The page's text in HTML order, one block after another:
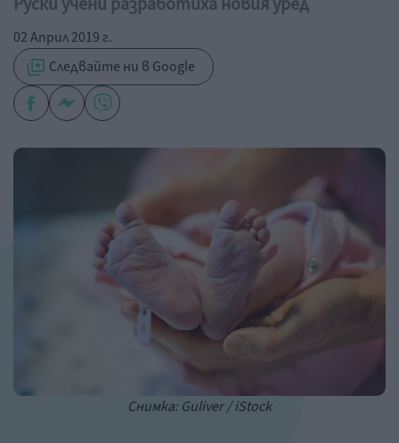
02 Април 2019 г.
Следвайте ни в Google
Снимка: Guliver / iStock